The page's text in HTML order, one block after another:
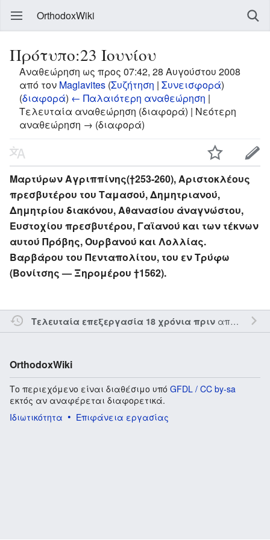
OrthodoxWiki
Πρότυπο:23 Ιουνίου
Αναθεώρηση ως προς 07:42, 28 Αυγούστου 2008
από τον Maglavites (Συζήτηση | Συνεισφορά)
(διαφορά) ← Παλαιότερη αναθεώρηση |
Τελευταία αναθεώρηση (διαφορά) | Νεότερη
αναθεώρηση → (διαφορά)
Μαρτύρων Αγριππίνης(†253-260), Αριστοκλέους
πρεσβυτέρου του Ταμασού, Δημητριανού,
Δημητρίου διακόνου, Αθανασίου άναγνώστου,
Ευστοχίου πρεσβυτέρου, Γαϊανού και των τέκνων
αυτού Πρόβης, Ουρβανού και Λολλίας.
Βαρβάρου του Πενταπολίτου, του εν Τρύφω
(Βονίτσης — Ξηρομέρου †1562).
Τελευταία επεξεργασία 18 χρόνια πριναπό τον την
OrthodoxWiki
Το περιεχόμενο είναι διαθέσιμο υπό GFDL / CC by-sa
εκτός αν αναφέρεται διαφορετικά.
Ιδιωτικότητα
Επιφάνεια εργασίας